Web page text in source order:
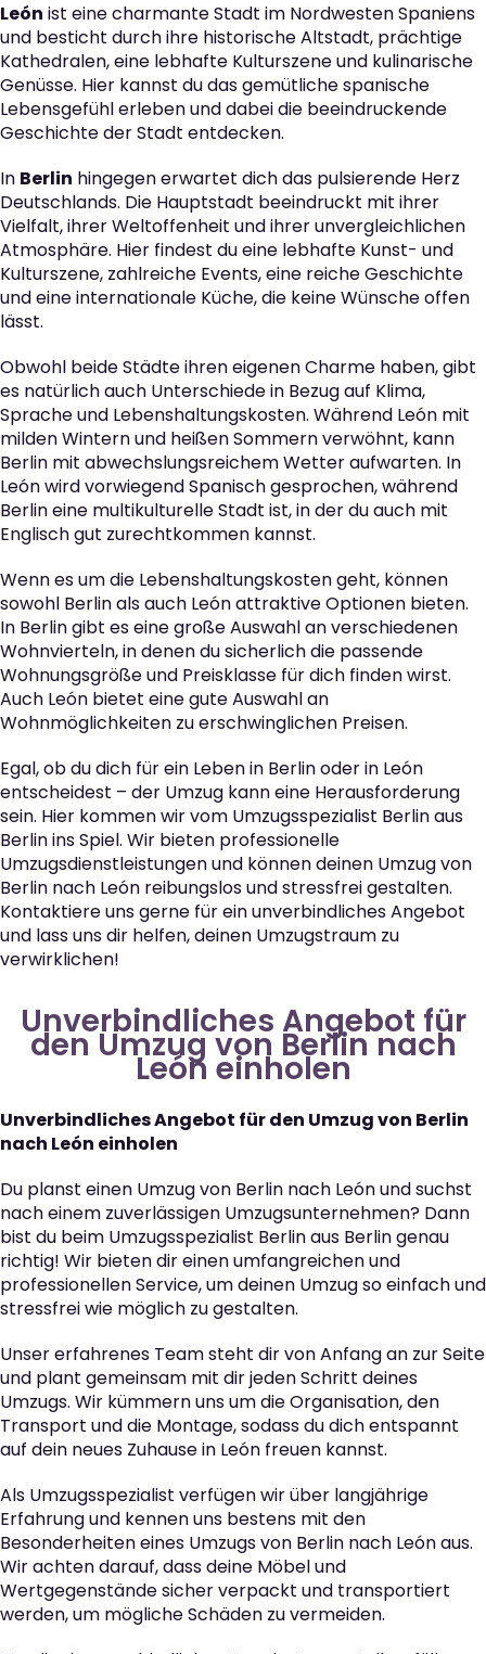
León ist eine charmante Stadt im Nordwesten Spaniens
und besticht durch ihre historische Altstadt, prächtige
Kathedralen, eine lebhafte Kulturszene und kulinarische
Genüsse. Hier kannst du das gemütliche spanische
Lebensgefühl erleben und dabei die beeindruckende
Geschichte der Stadt entdecken.
In Berlin hingegen erwartet dich das pulsierende Herz
Deutschlands. Die Hauptstadt beeindruckt mit ihrer
Vielfalt, ihrer Weltoffenheit und ihrer unvergleichlichen
Atmosphäre. Hier findest du eine lebhafte Kunst- und
Kulturszene, zahlreiche Events, eine reiche Geschichte
und eine internationale Küche, die keine Wünsche offen
lässt.
Obwohl beide Städte ihren eigenen Charme haben, gibt
es natürlich auch Unterschiede in Bezug auf Klima,
Sprache und Lebenshaltungskosten. Während León mit
milden Wintern und heißen Sommern verwöhnt, kann
Berlin mit abwechslungsreichem Wetter aufwarten. In
León wird vorwiegend Spanisch gesprochen, während
Berlin eine multikulturelle Stadt ist, in der du auch mit
Englisch gut zurechtkommen kannst.
Wenn es um die Lebenshaltungskosten geht, können
sowohl Berlin als auch León attraktive Optionen bieten.
In Berlin gibt es eine große Auswahl an verschiedenen
Wohnvierteln, in denen du sicherlich die passende
Wohnungsgröße und Preisklasse für dich finden wirst.
Auch León bietet eine gute Auswahl an
Wohnmöglichkeiten zu erschwinglichen Preisen.
Egal, ob du dich für ein Leben in Berlin oder in León
entscheidest – der Umzug kann eine Herausforderung
sein. Hier kommen wir vom Umzugsspezialist Berlin aus
Berlin ins Spiel. Wir bieten professionelle
Umzugsdienstleistungen und können deinen Umzug von
Berlin nach León reibungslos und stressfrei gestalten.
Kontaktiere uns gerne für ein unverbindliches Angebot
und lass uns dir helfen, deinen Umzugstraum zu
verwirklichen!
Unverbindliches Angebot für
den Umzug von Berlin nach
León einholen
Unverbindliches Angebot für den Umzug von Berlin
nach León einholen
Du planst einen Umzug von Berlin nach León und suchst
nach einem zuverlässigen Umzugsunternehmen? Dann
bist du beim Umzugsspezialist Berlin aus Berlin genau
richtig! Wir bieten dir einen umfangreichen und
professionellen Service, um deinen Umzug so einfach und
stressfrei wie möglich zu gestalten.
Unser erfahrenes Team steht dir von Anfang an zur Seite
und plant gemeinsam mit dir jeden Schritt deines
Umzugs. Wir kümmern uns um die Organisation, den
Transport und die Montage, sodass du dich entspannt
auf dein neues Zuhause in León freuen kannst.
Als Umzugsspezialist verfügen wir über langjährige
Erfahrung und kennen uns bestens mit den
Besonderheiten eines Umzugs von Berlin nach León aus.
Wir achten darauf, dass deine Möbel und
Wertgegenstände sicher verpackt und transportiert
werden, um mögliche Schäden zu vermeiden.